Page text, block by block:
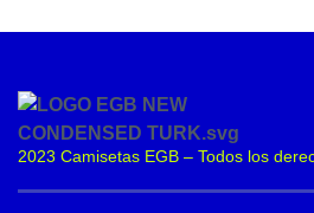
2023 Camisetas EGB – Todos los